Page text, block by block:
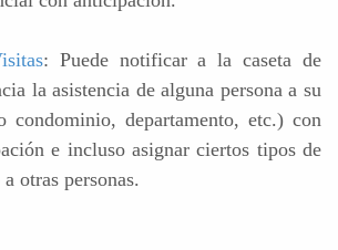
: Puede notificar a la caseta de
la asistencia de alguna persona a su
condominio, departamento, etc.) con
e incluso asignar ciertos tipos de
a otras personas.